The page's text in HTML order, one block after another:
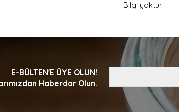
Bilgi yoktur.
E-BÜLTEN'E ÜYE OLUN!
Haberdar Olun.